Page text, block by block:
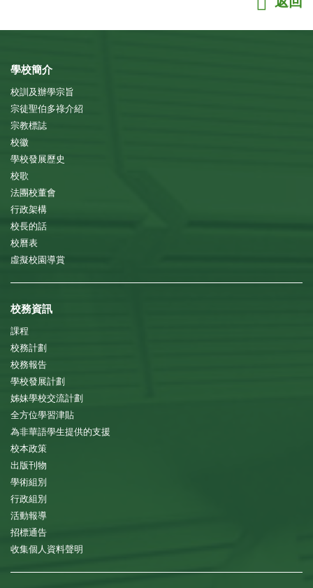
學校簡介
校訓及辦學宗旨
宗徒聖伯多祿介紹
宗教標誌
校徽
學校發展歷史
校歌
法團校董會
行政架構
校長的話
校曆表
虛擬校園導賞
校務資訊
課程
校務計劃
校務報告
學校發展計劃
姊妹學校交流計劃
全方位學習津貼
為非華語學生提供的支援
校本政策
出版刊物
學術組別
行政組別
活動報導
招標通告
收集個人資料聲明